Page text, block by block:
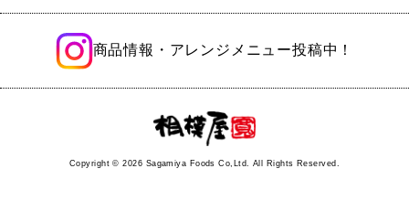
商品情報・アレンジメニュー投稿中！
Copyright ©2026 Sagamiya Foods Co,Ltd. All Rights Reserved.